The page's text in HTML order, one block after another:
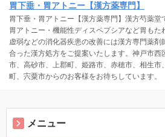
胃下垂・胃アトニー【漢方薬専門】
胃下垂・胃アトニー【漢方薬専門】漢方芍薬堂
胃アトニー・機能性ディスペプシアなど胃も
虚弱などの消化器疾患の改善には漢方専門薬剤
合った漢方処方をご提案いたします。神戸市西
市、高砂市、上郡町、姫路市、赤穂市、相生市
町、宍粟市からのお客様をお待ちしています。
メニュー